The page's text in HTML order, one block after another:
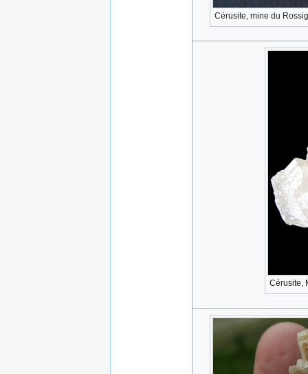
Cérusite, mine du
Cérusite,